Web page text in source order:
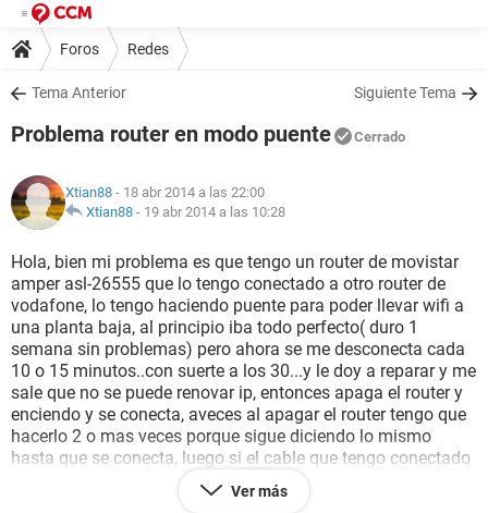
Foros Redes
Tema Anterior Siguiente Tema
Problema router en modo puente Cerrado
Xtian88 - 18 abr 2014 a las 22:00
Xtian88 - 19 abr 2014 a las 10:28
Hola, bien mi problema es que tengo un router de movistar
amper asl-26555 que lo tengo conectado a otro router de
vodafone, lo tengo haciendo puente para poder llevar wifi a
una planta baja, al principio iba todo perfecto( duro 1
semana sin problemas) pero ahora se me desconecta cada
10 o 15 minutos..con suerte a los 30...y le doy a reparar y me
sale que no se puede renovar ip, entonces apaga el router y
enciendo y se conecta, aveces al apagar el router tengo que
hacerlo 2 o mas veces porque sigue diciendo lo mismo
hasta que se conecta, luego si el cable que tengo conectado
desde el router vodafone al router movistar lo pongo directo
al pc me anda bien, el problema esque tengo el modem en
Ver más